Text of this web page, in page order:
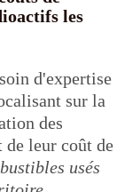
les
d'expertise
sur la
des
de leur coût de
usés